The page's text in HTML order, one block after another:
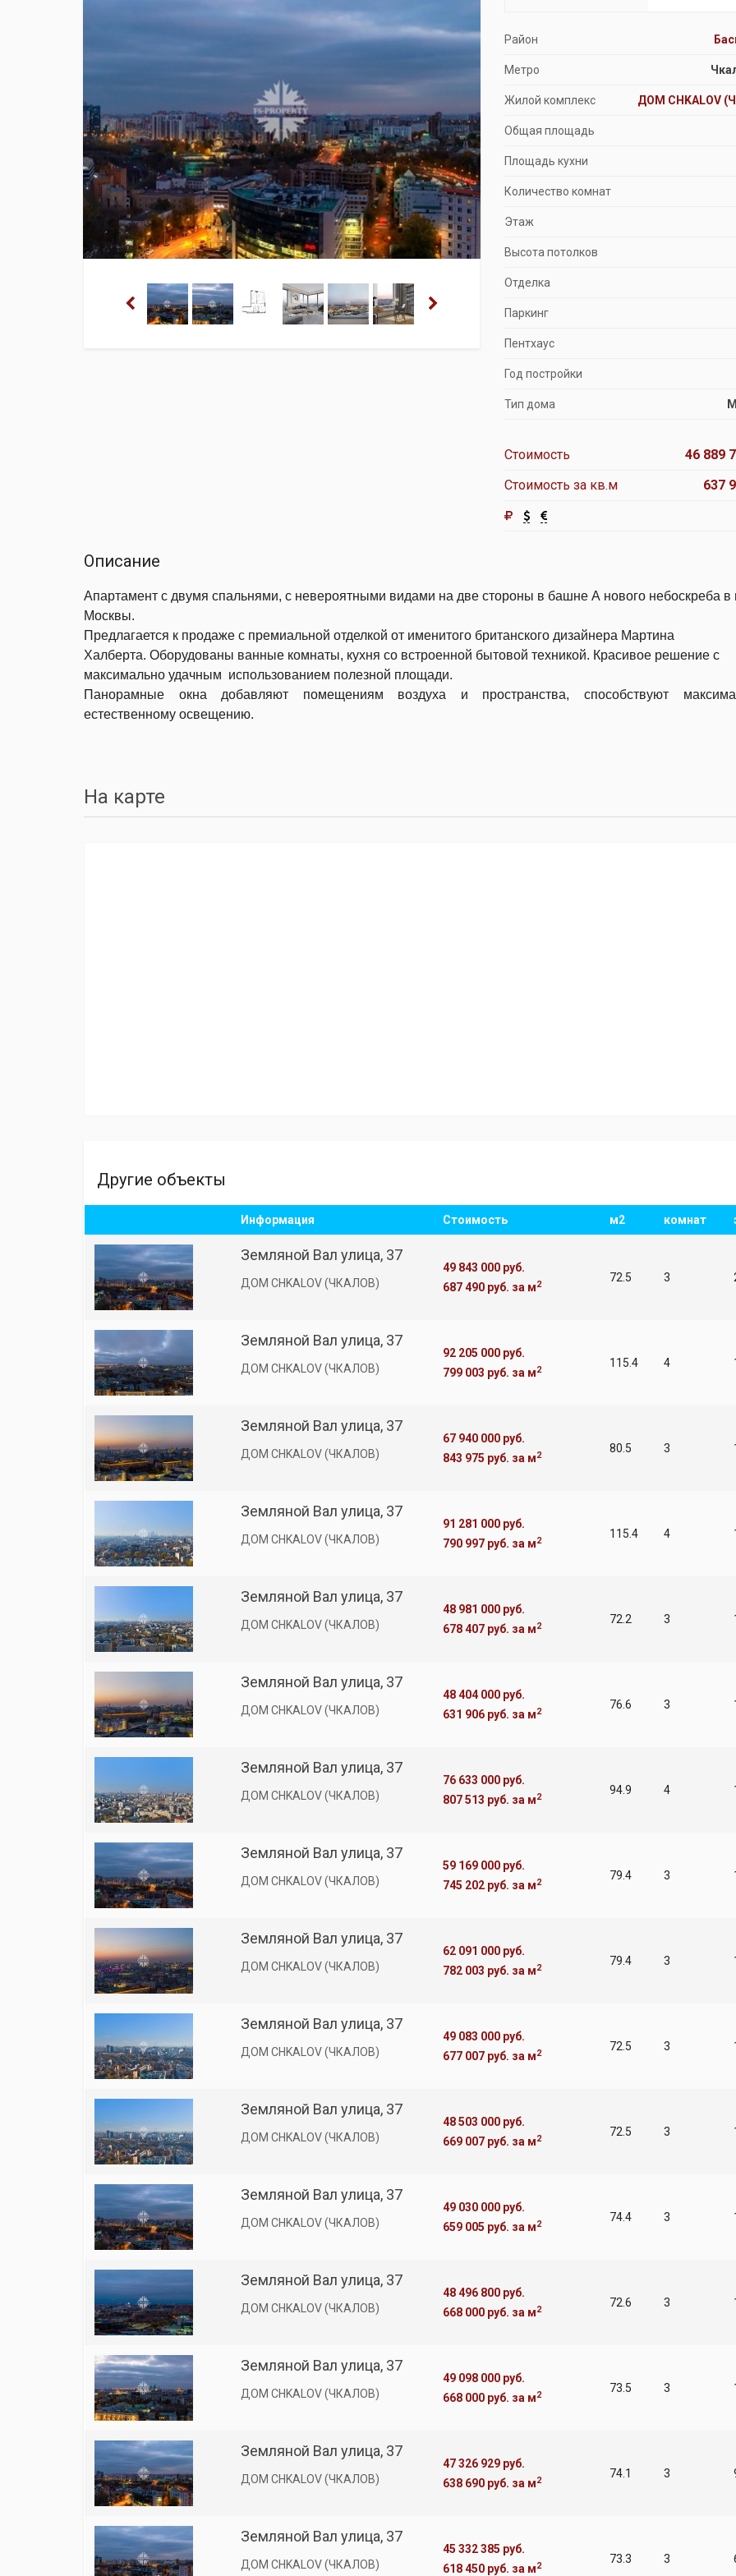
Район
Метро
Жилой комплекс ДОМ CHKALOV
Общая площадь
Площадь кухни
Количество комнат
Этаж
Высота потолков
Отделка
Паркинг
Пентхаус
Год постройки
Тип дома
Стоимость
46 889
Стоимость за кв.м
637
Описание
Апартамент с двумя спальнями, с невероятными видами на две стороны в башне А нового небоскреба в
Москвы.
Предлагается к продаже c премиальной отделкой от именитого британского дизайнера Мартина
Халберта. Оборудованы ванные комнаты, кухня со встроенной бытовой техникой. Красивое решение с
максимально удачным использованием полезной площади.
Панорамные окна добавляют помещениям воздуха и пространства, способствуют
естественному освещению.
На карте
Другие объекты
Информация Стоимость м2 комнат
Земляной Вал улица, 37
ДОМ CHKALOV (ЧКАЛОВ)
49 843 000 руб.
687 490 руб. за м2
72.5 3
Земляной Вал улица, 37
ДОМ CHKALOV (ЧКАЛОВ)
92 205 000 руб.
799 003 руб. за м2
115.4 4
Земляной Вал улица, 37
ДОМ CHKALOV (ЧКАЛОВ)
67 940 000 руб.
843 975 руб. за м2
80.5 3
Земляной Вал улица, 37
ДОМ CHKALOV (ЧКАЛОВ)
91 281 000 руб.
790 997 руб. за м2
115.4 4
Земляной Вал улица, 37
ДОМ CHKALOV (ЧКАЛОВ)
48 981 000 руб.
678 407 руб. за м2
72.2 3
Земляной Вал улица, 37
ДОМ CHKALOV (ЧКАЛОВ)
48 404 000 руб.
631 906 руб. за м2
76.6 3
Земляной Вал улица, 37
ДОМ CHKALOV (ЧКАЛОВ)
76 633 000 руб.
807 513 руб. за м2
94.9 4
Земляной Вал улица, 37
ДОМ CHKALOV (ЧКАЛОВ)
59 169 000 руб.
745 202 руб. за м2
79.4 3
Земляной Вал улица, 37
ДОМ CHKALOV (ЧКАЛОВ)
62 091 000 руб.
782 003 руб. за м2
79.4 3
Земляной Вал улица, 37
ДОМ CHKALOV (ЧКАЛОВ)
49 083 000 руб.
677 007 руб. за м2
72.5 3
Земляной Вал улица, 37
ДОМ CHKALOV (ЧКАЛОВ)
48 503 000 руб.
669 007 руб. за м2
72.5 3
Земляной Вал улица, 37
ДОМ CHKALOV (ЧКАЛОВ)
49 030 000 руб.
659 005 руб. за м2
74.4 3
Земляной Вал улица, 37
ДОМ CHKALOV (ЧКАЛОВ)
48 496 800 руб.
668 000 руб. за м2
72.6 3
Земляной Вал улица, 37
ДОМ CHKALOV (ЧКАЛОВ)
49 098 000 руб.
668 000 руб. за м2
73.5 3
Земляной Вал улица, 37
ДОМ CHKALOV (ЧКАЛОВ)
47 326 929 руб.
638 690 руб. за м2
74.1 3
Земляной Вал улица, 37
ДОМ CHKALOV (ЧКАЛОВ)
45 332 385 руб.
618 450 руб. за м2
73.3 3